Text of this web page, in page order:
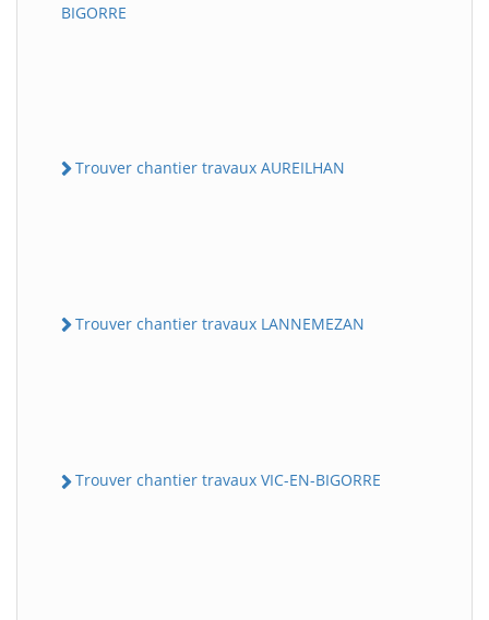
BIGORRE
Trouver chantier travaux AUREILHAN
Trouver chantier travaux LANNEMEZAN
Trouver chantier travaux VIC-EN-BIGORRE